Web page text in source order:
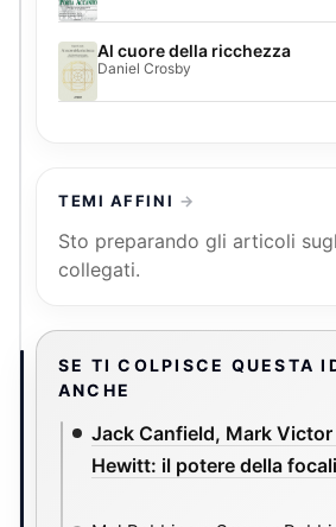
Al cuore della ricchezza
Daniel Crosby
TEMI AFFINI
Sto preparando gli articoli
collegati.
SE TI COLPISCE QUESTA
ANCHE
Jack Canfield, Mark Victor
Hewitt: il potere della